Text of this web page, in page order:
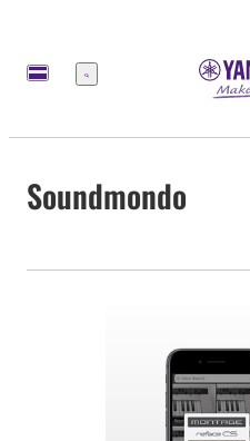
Menu
Soundmondo